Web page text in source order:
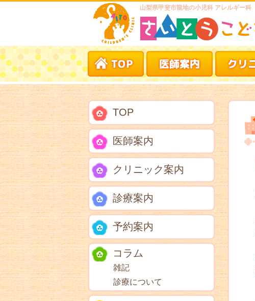
山梨県甲斐市龍地の小児科 アレルギー科
TOP
医師案内
クリニック案内
診療案内
予約案内
コラム
雑記
診療について